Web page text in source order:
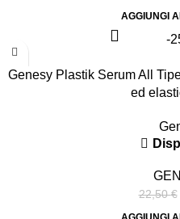
AGGIUNGI
-
Genesy Plastik Serum All
ed
22,50€